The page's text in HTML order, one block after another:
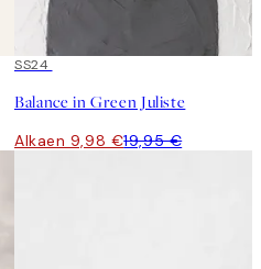
50%*
SS24
Balance in Green Juliste
Alkaen 9,98 €19,95 €